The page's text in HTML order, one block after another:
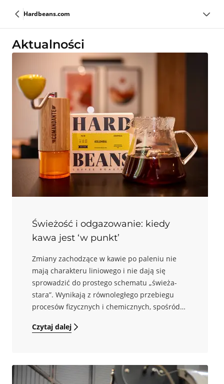
Hardbeans.com
Aktualności
Świeżość i odgazowanie: kiedy
kawa jest ‘w punkt’
Zmiany zachodzące w kawie po paleniu nie
mają charakteru liniowego i nie dają się
sprowadzić do prostego schematu „świeża-
stara”. Wynikają z równoległego przebiegu
procesów fizycznych i chemicznych, spośród
odgazowanie, związane głównie z
tego powodu bardziej zasadne od pytania „czy
kawa jest jeszcze świeża?” jest pytanie, czy
Czytaj dalej